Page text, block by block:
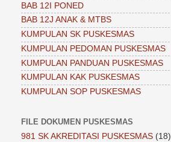
BAB 12I PONED
BAB 12J ANAK & MTBS
KUMPULAN SK PUSKESMAS
KUMPULAN PEDOMAN PUSKESMAS
KUMPULAN PANDUAN PUSKESMAS
KUMPULAN KAK PUSKESMAS
KUMPULAN SOP PUSKESMAS
FILE DOKUMEN PUSKESMAS
981 SK AKREDITASI PUSKESMAS (18)